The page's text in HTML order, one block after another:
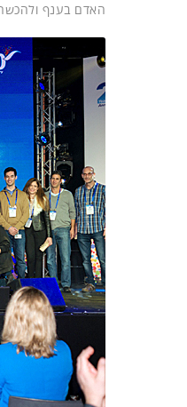
האדם בענף